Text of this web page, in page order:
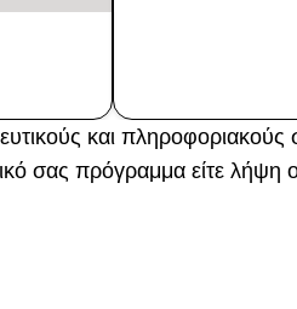
και
σας πρόγραμμα είτε